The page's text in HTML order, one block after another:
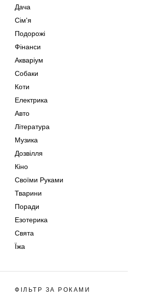
Дача
Сім'я
Подорожі
Фінанси
Акваріум
Собаки
Коти
Електрика
Авто
Література
Музика
Дозвілля
Кіно
Своїми Руками
Тварини
Поради
Езотерика
Свята
Їжа
ФІЛЬТР ЗА РОКАМИ